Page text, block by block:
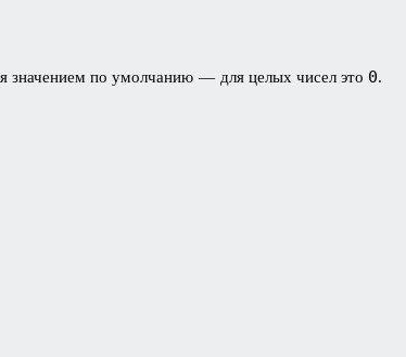
значением по умолчанию — для целых чисел это 0.